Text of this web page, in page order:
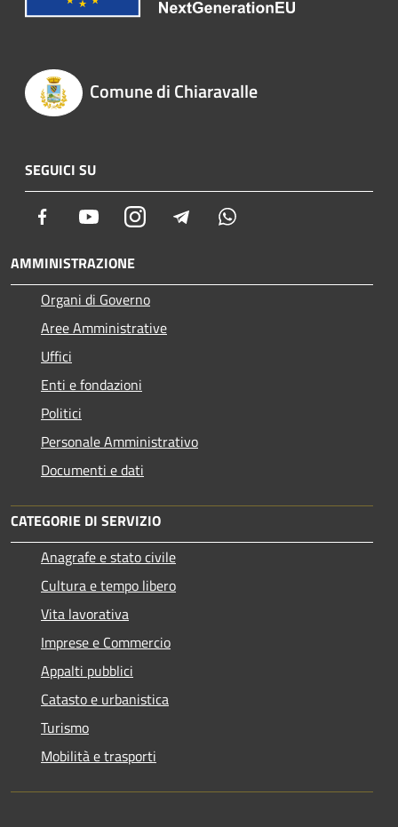
Comune di Chiaravalle
SEGUICI SU
Facebook YoutubeInstagram Telegram
AMMINISTRAZIONE
Organi di Governo
Aree Amministrative
Uffici
Enti e fondazioni
Politici
Personale Amministrativo
Documenti e dati
CATEGORIE DI SERVIZIO
Anagrafe e stato civile
Cultura e tempo libero
Vita lavorativa
Imprese e Commercio
Appalti pubblici
Catasto e urbanistica
Turismo
Mobilità e trasporti